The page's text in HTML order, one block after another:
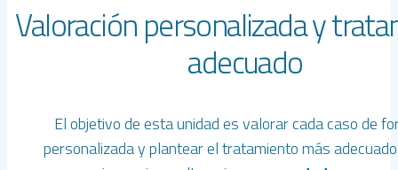
Valoración personalizada y
adecuado
El objetivo de esta unidad es valorar cada caso de
personalizada y plantear el tratamiento más